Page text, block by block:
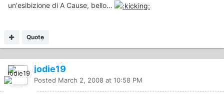
un'esibizione di A Cause, bello...
Quote
jodie19
Posted March 2, 2008 at 10:58 PM